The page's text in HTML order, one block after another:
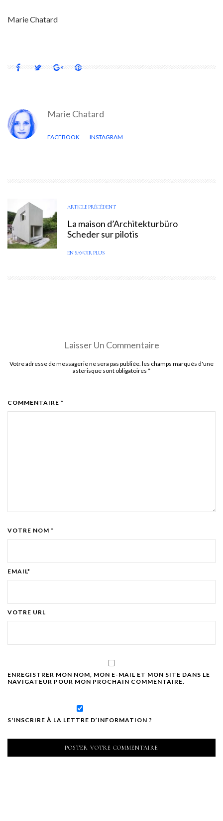
Marie Chatard
Marie Chatard
FACEBOOK INSTAGRAM
ARTICLE PRÉCÉDENT
La maison d’Architekturbüro
Scheder sur pilotis
EN SAVOIR PLUS
Laisser Un Commentaire
Votre adresse de messagerie ne sera pas publiée. les champs marqués d'une
asterisque sont obligatoires *
COMMENTAIRE *
VOTRE NOM *
EMAIL*
VOTRE URL
ENREGISTRER MON NOM, MON E-MAIL ET MON SITE DANS LE
NAVIGATEUR POUR MON PROCHAIN COMMENTAIRE.
S'INSCRIRE À LA LETTRE D’INFORMATION ?